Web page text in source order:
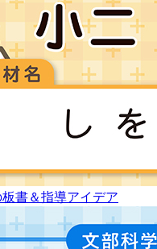
書＆指導アイデア